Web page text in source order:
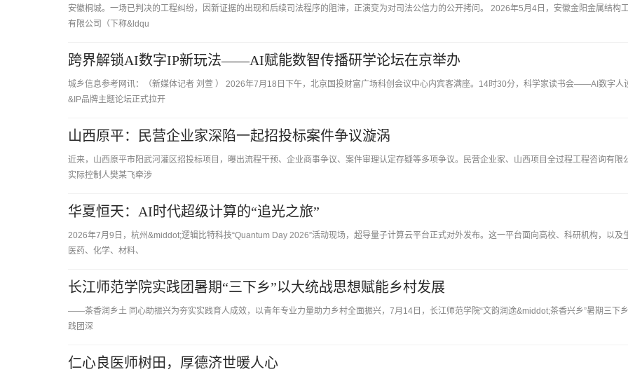
安徽桐城。一场已判决的工程纠纷，因新证据的出现和后续司法程序的阻滞，正演变为对司法公信力的公开拷问。 2026年5月4日，安徽金阳金属结构
有限公司（下称&ldqu
跨界解锁AI数字IP新玩法——AI赋能数智传播研学论坛在京举办
城乡信息参考网讯：（新媒体记者 刘萱 ） 2026年7月18日下午，北京国投财富广场科创会议中心内宾客满座。14时30分，科学家读书会——AI数字人
&IP品牌主题论坛正式拉开
山西原平：民营企业家深陷一起招投标案件争议漩涡
近来，山西原平市阳武河灌区招投标项目，曝出流程干预、企业商事争议、案件审理认定存疑等多项争议。民营企业家、山西项目全过程工程咨询有限
实际控制人樊某飞牵涉
华夏恒天：AI时代超级计算的“追光之旅”
2026年7月9日，杭州&middot;逻辑比特科技“Quantum Day 2026”活动现场，超导量子计算云平台正式对外发布。这一平台面向高校、科研机构，以及
医药、化学、材料、
长江师范学院实践团暑期“三下乡”以大统战思想赋能乡村发展
——茶香润乡土 同心助振兴为夯实实践育人成效，以青年专业力量助力乡村全面振兴，7月14日，长江师范学院“文韵润途&middot;茶香兴乡”暑期三下
践团深
仁心良医师树田，厚德济世暖人心